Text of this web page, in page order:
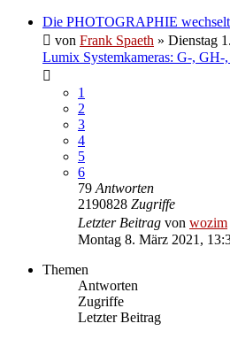
Die PHOTOGRAPHIE
von Frank Spaeth » Dienstag
Lumix Systemkameras: G-,
1
2
3
4
5
6
79 Antworten
2190828 Zugriffe
Letzter Beitrag von wozim
Montag 8. März 2021,
Themen
Antworten
Zugriffe
Letzter Beitrag